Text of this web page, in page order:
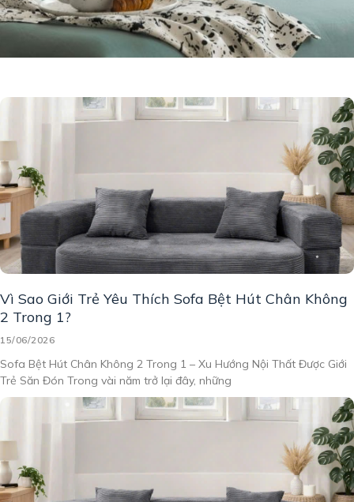
Vì Sao Giới Trẻ Yêu Thích Sofa Bệt Hút Chân Không
2 Trong 1?
15/06/2026
Sofa Bệt Hút Chân Không 2 Trong 1 – Xu Hướng Nội Thất Được Giới
Trẻ Săn Đón Trong vài năm trở lại đây, những